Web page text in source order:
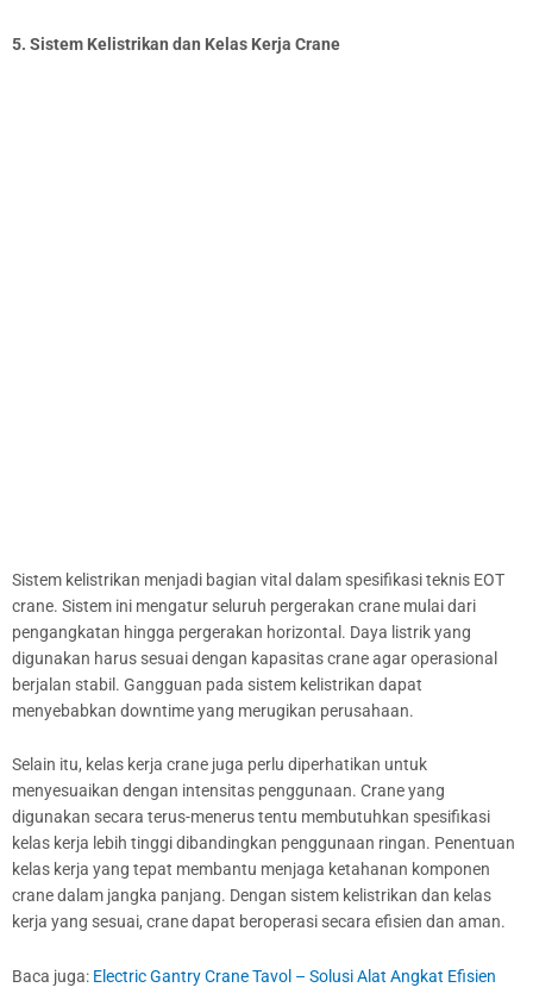
5. Sistem Kelistrikan dan Kelas Kerja Crane
Sistem kelistrikan menjadi bagian vital dalam spesifikasi teknis EOT
crane. Sistem ini mengatur seluruh pergerakan crane mulai dari
pengangkatan hingga pergerakan horizontal. Daya listrik yang
digunakan harus sesuai dengan kapasitas crane agar operasional
berjalan stabil. Gangguan pada sistem kelistrikan dapat
menyebabkan downtime yang merugikan perusahaan.
Selain itu, kelas kerja crane juga perlu diperhatikan untuk
menyesuaikan dengan intensitas penggunaan. Crane yang
digunakan secara terus-menerus tentu membutuhkan spesifikasi
kelas kerja lebih tinggi dibandingkan penggunaan ringan. Penentuan
kelas kerja yang tepat membantu menjaga ketahanan komponen
crane dalam jangka panjang. Dengan sistem kelistrikan dan kelas
kerja yang sesuai, crane dapat beroperasi secara efisien dan aman.
Baca juga: Electric Gantry Crane Tavol – Solusi Alat Angkat Efisien